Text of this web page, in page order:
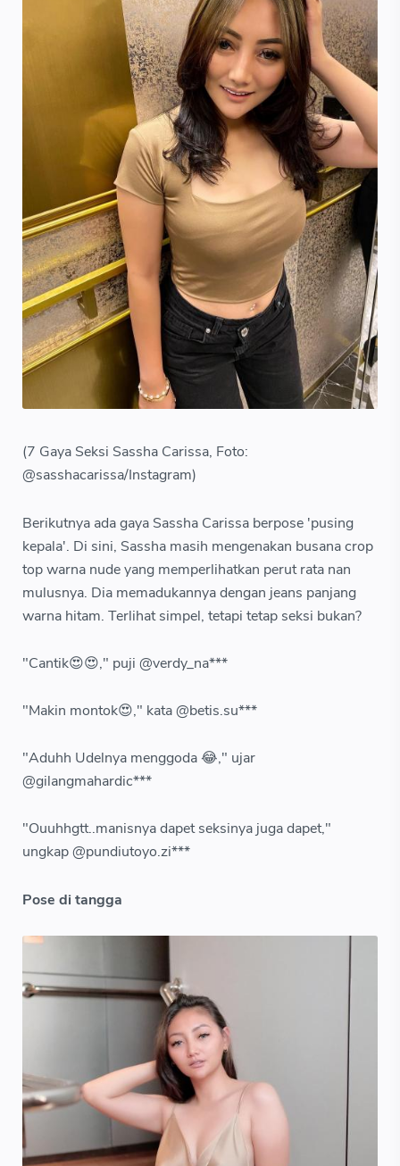
(7 Gaya Seksi Sassha Carissa, Foto:
@sasshacarissa/Instagram)
Berikutnya ada gaya Sassha Carissa berpose 'pusing
kepala'. Di sini, Sassha masih mengenakan busana crop
top warna nude yang memperlihatkan perut rata nan
mulusnya. Dia memadukannya dengan jeans panjang
warna hitam. Terlihat simpel, tetapi tetap seksi bukan?
"Cantik😍😍," puji @verdy_na***
"Makin montok😍," kata @betis.su***
"Aduhh Udelnya menggoda 😂," ujar
@gilangmahardic***
"Ouuhhgtt..manisnya dapet seksinya juga dapet,"
ungkap @pundiutoyo.zi***
Pose di tangga